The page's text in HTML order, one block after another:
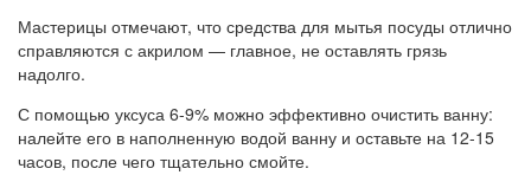
Мастерицы отмечают, что средства для мытья посуды отлично
справляются с акрилом — главное, не оставлять грязь
надолго.
С помощью уксуса 6-9% можно эффективно очистить ванну:
налейте его в наполненную водой ванну и оставьте на 12-15
часов, после чего тщательно смойте.